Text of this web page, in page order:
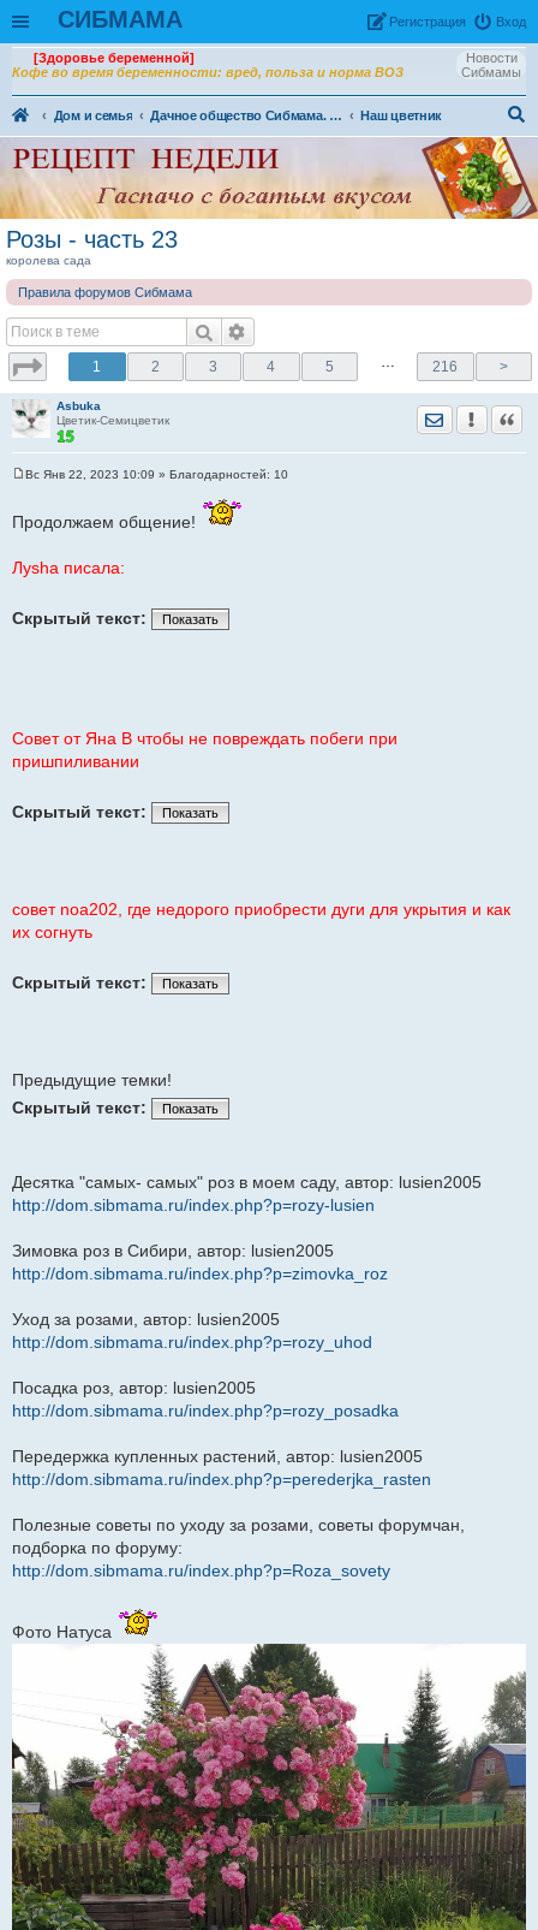
СИБМАМА Вход
Рeгиcтpaция
Новости
Сибмамы
[Здоровье беременной]
Кофе во время беременности: вред, польза и норма ВОЗ
Дом и семья Дачное общество Сибмама. Огородно - садовая жизнь
Наш цветник
ск
Розы - часть 23
королева сада
Правила форумов Сибмама
1 2 3 4 5 … 216 >
Asbuka
Цветик-Семицветик
Отправить
б
н
Вс Янв 22, 2023 10:09 » Благодарностей: 10
Продолжаем общение!
Луshа писала:
Скрытый текст: Показать
Совет от Яна В чтобы не повреждать побеги при
пришпиливании
Скрытый текст: Показать
совет noa202, где недорого приобрести дуги для укрытия и как
их согнуть
Скрытый текст: Показать
Предыдущие темки!
Скрытый текст:
Показать
Десятка "самых- самых" роз в моем саду, автор: lusien2005
http://dom.sibmama.ru/index.php?p=rozy-lusien
Зимовка роз в Сибири, автор: lusien2005
http://dom.sibmama.ru/index.php?p=zimovka_roz
Уход за розами, автор: lusien2005
http://dom.sibmama.ru/index.php?p=rozy_uhod
Посадка роз, автор: lusien2005
http://dom.sibmama.ru/index.php?p=rozy_posadka
Передержка купленных растений, автор: lusien2005
http://dom.sibmama.ru/index.php?p=perederjka_rasten
Полезные советы по уходу за розами, советы форумчан,
подборка по форуму:
http://dom.sibmama.ru/index.php?p=Roza_sovety
Фото Натуса